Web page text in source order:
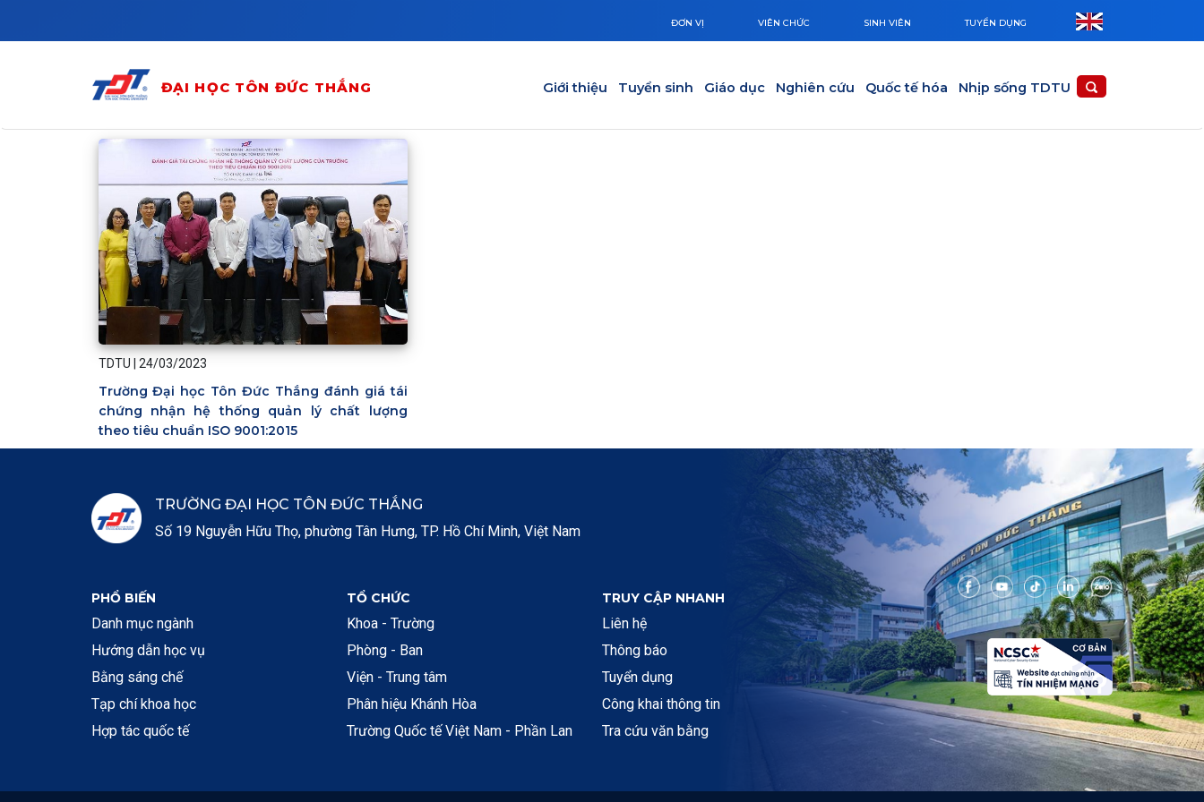
ĐƠN VỊ VIÊN CHỨC SINH VIÊN TUYỂN DỤNG
ĐẠI HỌC TÔN ĐỨC THẮNG Giới thiệu Tuyển sinh Giáo dục Nghiên cứu Quốc tế hóa Nhịp sống TDTU
TDTU 24/03/2023
Trường Đại học Tôn Đức Thắng đánh giá tái
chứng nhận hệ thống quản lý chất lượng
theo tiêu chuẩn ISO 9001:2015
TRƯỜNG ĐẠI HỌC TÔN ĐỨC THẮNG
Số 19 Nguyễn Hữu Thọ, phường Tân Hưng, TP. Hồ Chí Minh, Việt Nam
PHỔ BIẾN
Danh mục ngành
Hướng dẫn học vụ
Bằng sáng chế
Tạp chí khoa học
Hợp tác quốc tế
TỔ CHỨC
Khoa - Trường
Phòng - Ban
Viện - Trung tâm
Phân hiệu Khánh Hòa
Trường Quốc tế Việt Nam - Phần Lan
TRUY CẬP NHANH
Liên hệ
Thông báo
Tuyển dụng
Công khai thông tin
Tra cứu văn bằng